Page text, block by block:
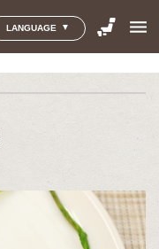
LANGUAGE menu